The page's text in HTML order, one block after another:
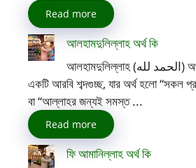
Read more
আলহামদুলিল্লাহ অর্থ কি
আলহামদুলিল্লাহ (الحمد لله) অর্থ কি? আলহামদুলিল্লাহ
একটি আরবি শব্দগুচ্ছ, যার অর্থ হলো “সকল
বা “আল্লাহর জন্যই সমস্ত ...
Read more
ফি আমানিল্লাহ অর্থ কি